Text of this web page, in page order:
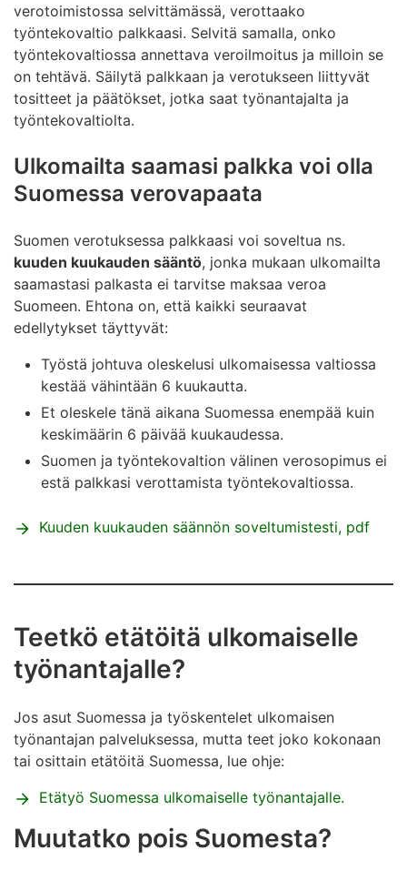
verotoimistossa selvittämässä, verottaako
työntekovaltio palkkaasi. Selvitä samalla, onko
työntekovaltiossa annettava veroilmoitus ja milloin se
on tehtävä. Säilytä palkkaan ja verotukseen liittyvät
tositteet ja päätökset, jotka saat työnantajalta ja
työntekovaltiolta.
Ulkomailta saamasi palkka voi olla
Suomessa verovapaata
Suomen verotuksessa palkkaasi voi soveltua ns.
kuuden kuukauden sääntö, jonka mukaan ulkomailta
saamastasi palkasta ei tarvitse maksaa veroa
Suomeen. Ehtona on, että kaikki seuraavat
edellytykset täyttyvät:
Työstä johtuva oleskelusi ulkomaisessa valtiossa
kestää vähintään 6 kuukautta.
Et oleskele tänä aikana Suomessa enempää kuin
keskimäärin 6 päivää kuukaudessa.
Suomen ja työntekovaltion välinen verosopimus ei
estä palkkasi verottamista työntekovaltiossa.
Kuuden kuukauden säännön soveltumistesti, pdf
Teetkö etätöitä ulkomaiselle
työnantajalle?
Jos asut Suomessa ja työskentelet ulkomaisen
työnantajan palveluksessa, mutta teet joko kokonaan
tai osittain etätöitä Suomessa, lue ohje:
Etätyö Suomessa ulkomaiselle työnantajalle.
Muutatko pois Suomesta?